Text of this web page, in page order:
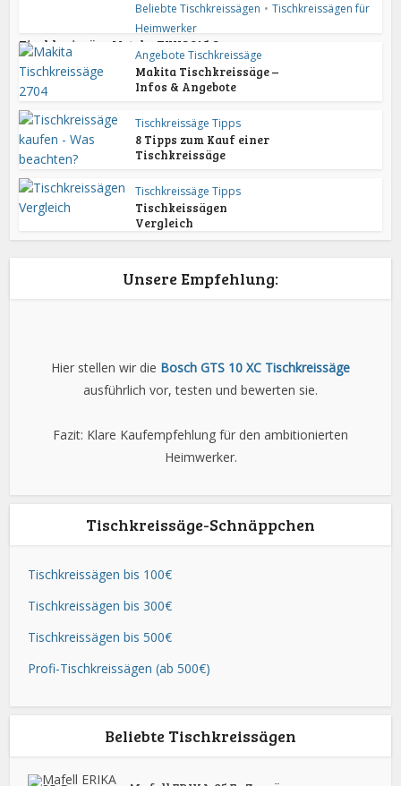
Beliebte Tischkreissägen • Tischkreissägen für
Heimwerker
Tischkreissäge Metabo TKHS 315 C
Angebote Tischkreissäge
Makita Tischkreissäge –
Infos & Angebote
Tischkreissäge Tipps
8 Tipps zum Kauf einer
Tischkreissäge
Tischkreissäge Tipps
Tischkeissägen
Vergleich
Unsere Empfehlung:
Hier stellen wir die Bosch GTS 10 XC Tischkreissäge
ausführlich vor, testen und bewerten sie.
Fazit: Klare Kaufempfehlung für den ambitionierten
Heimwerker.
Tischkreissäge-Schnäppchen
Tischkreissägen bis 100€
Tischkreissägen bis 300€
Tischkreissägen bis 500€
Profi-Tischkreissägen (ab 500€)
Beliebte Tischkreissägen